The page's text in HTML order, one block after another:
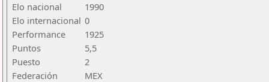
Elo nacional
1990
Elo internacional 0
Performance
1925
Puntos
5,5
Puesto
2
Federación
MEX